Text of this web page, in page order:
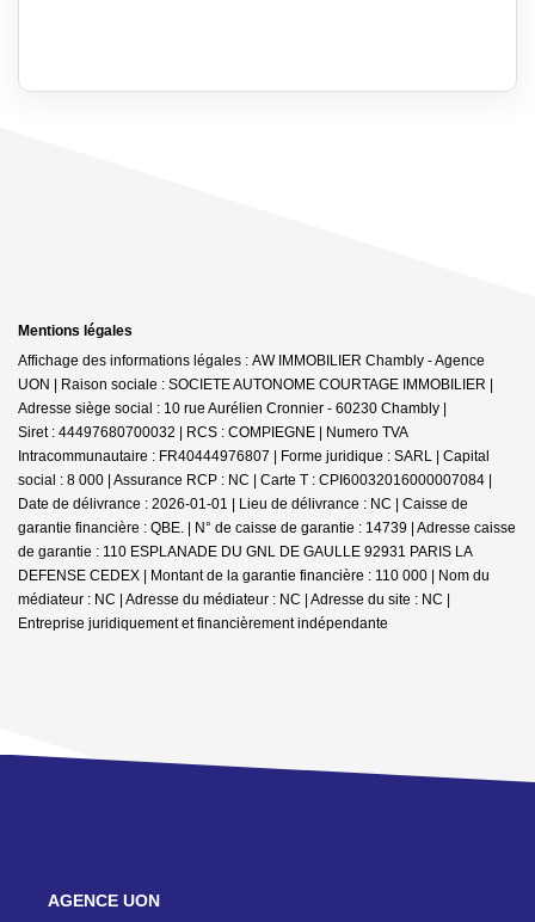
Mentions légales
Affichage des informations légales : AW IMMOBILIER Chambly - Agence
UON | Raison sociale : SOCIETE AUTONOME COURTAGE IMMOBILIER |
Adresse siège social : 10 rue Aurélien Cronnier - 60230 Chambly |
Siret : 44497680700032 | RCS : COMPIEGNE | Numero TVA
Intracommunautaire : FR40444976807 | Forme juridique : SARL | Capital
social : 8 000 | Assurance RCP : NC | Carte T : CPI60032016000007084 |
Date de délivrance : 2026-01-01 | Lieu de délivrance : NC | Caisse de
garantie financière : QBE. | N° de caisse de garantie : 14739 | Adresse caisse
de garantie : 110 ESPLANADE DU GNL DE GAULLE 92931 PARIS LA
DEFENSE CEDEX | Montant de la garantie financière : 110 000 | Nom du
médiateur : NC | Adresse du médiateur : NC | Adresse du site : NC |
Entreprise juridiquement et financièrement indépendante
NOS AGENCES